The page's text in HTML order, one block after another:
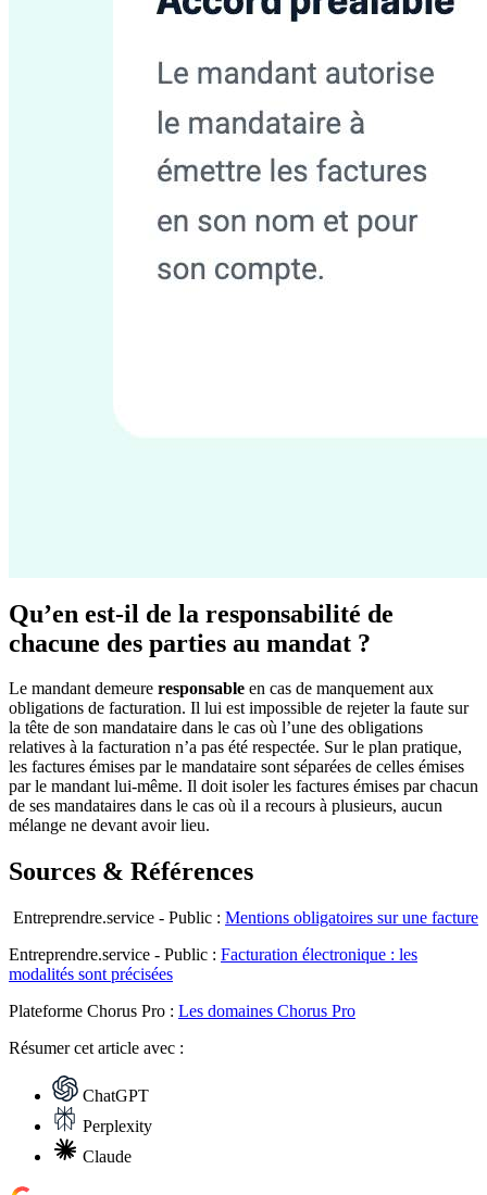
Qu’en est-il de la responsabilité de
chacune des parties au mandat ?
Le mandant demeure responsable en cas de manquement aux
obligations de facturation. Il lui est impossible de rejeter la faute sur
la tête de son mandataire dans le cas où l’une des obligations
relatives à la facturation n’a pas été respectée. Sur le plan pratique,
les factures émises par le mandataire sont séparées de celles émises
par le mandant lui-même. Il doit isoler les factures émises par chacun
de ses mandataires dans le cas où il a recours à plusieurs, aucun
mélange ne devant avoir lieu.
Sources & Références
Entreprendre.service - Public : Mentions obligatoires sur une facture
Entreprendre.service - Public : Facturation électronique : les
modalités sont précisées
Plateforme Chorus Pro : Les domaines Chorus Pro
Résumercet article avec :
ChatGPT
Perplexity
Claude